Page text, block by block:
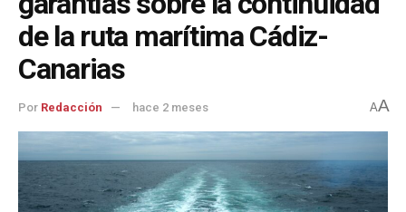
de la ruta marítima Cádiz-
Canarias
Por Redacción hace 2 meses AA